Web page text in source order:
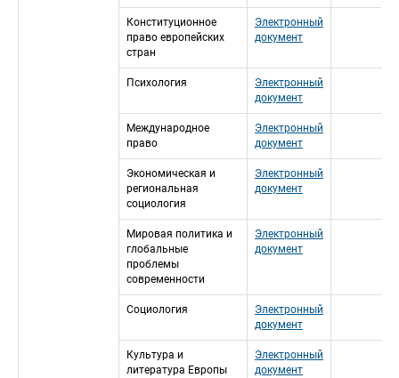
Конституционное
право европейских
стран
Электронный
документ
Психология
Электронный
документ
Международное
право
Электронный
документ
Экономическая и
региональная
социология
Электронный
документ
Мировая политика и
глобальные
проблемы
современности
Электронный
документ
Социология
Электронный
документ
Культура и
литература Европы
Электронный
документ